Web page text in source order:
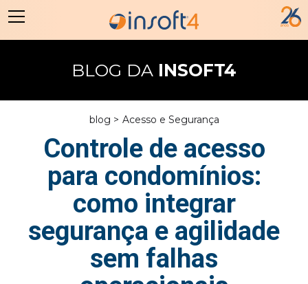
BLOG DAINSOFT4
blog > Acesso e Segurança
Controle de acesso
para condomínios:
como integrar
segurança e agilidade
sem falhas